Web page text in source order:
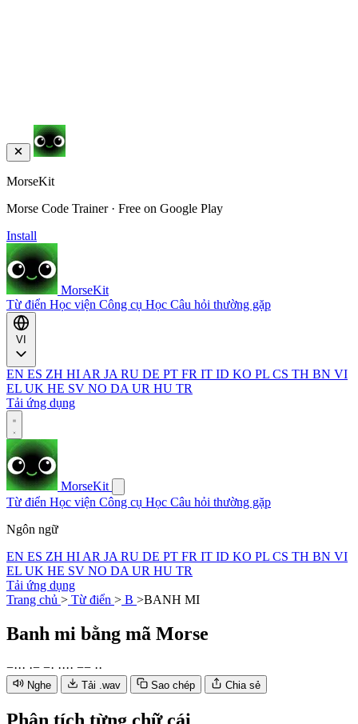
MorseKit
Morse Code Trainer · Free on Google Play
Install
MorseKit
Từ điển Học viện Công cụ Học Câu hỏi thường gặp
EN ES ZH HI AR JA RU DE PT FR IT ID KO PL CS TH BN VI
EL UK HE SV NO DA UR HU TR
Tải ứng dụng
MorseKit
Từ điển Học viện Công cụ Học Câu hỏi thường gặp
Ngôn ngữ
EN ES ZH HI AR JA RU DE PT FR IT ID KO PL CS TH BN VI
EL UK HE SV NO DA UR HU TR
Tải ứng dụng
Trang chủ > Từ điển > B >BANH MI
Banh mi bằng mã Morse
−··· ·− −· ···· −− ··
Nghe Tải .wav Sao chép Chia sẻ
Phân tích từng chữ cái